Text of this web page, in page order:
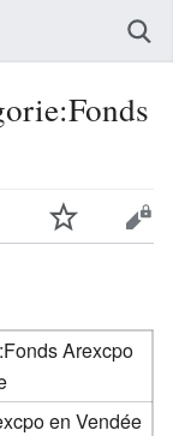
Arexcpo
en Vendée